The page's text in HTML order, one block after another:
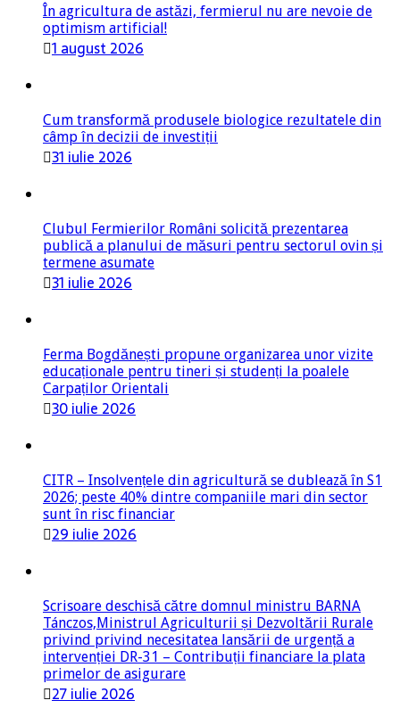
31 iulie 2026
termene asumate
31 iulie 2026
Carpaților Orientali
30 iulie 2026
sunt în risc financiar
29 iulie 2026
privind privind necesitatea lansării de urgență a
intervenției DR-31 – Contribuții financiare la plata
primelor de asigurare
27 iulie 2026